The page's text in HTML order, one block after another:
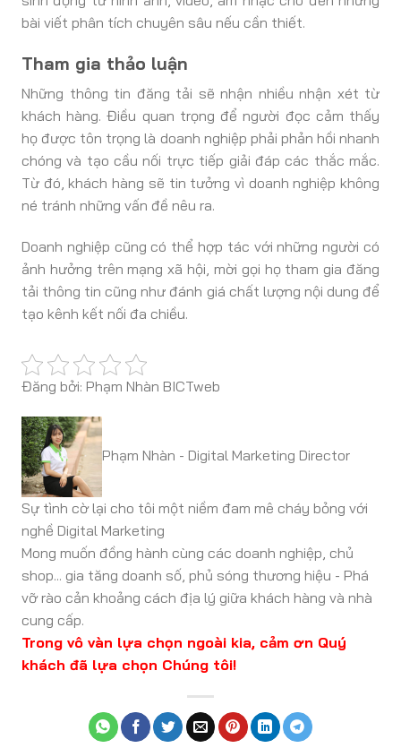
bài viết phân tích chuyên sâu nếu cần thiết.
Tham gia thảo luận
Những thông tin đăng tải sẽ nhận nhiều nhận xét từ
khách hàng. Điều quan trọng để người đọc cảm thấy
họ được tôn trọng là doanh nghiệp phải phản hồi nhanh
chóng và tạo cầu nối trực tiếp giải đáp các thắc mắc.
Từ đó, khách hàng sẽ tin tưởng vì doanh nghiệp không
né tránh những vấn đề nêu ra.
Doanh nghiệp cũng có thể hợp tác với những người có
ảnh hưởng trên mạng xã hội, mời gọi họ tham gia đăng
tải thông tin cũng như đánh giá chất lượng nội dung để
tạo kênh kết nối đa chiều.
Đăng bởi: Phạm Nhàn BICTweb
Phạm Nhàn - Digital Marketing Director
Sự tình cờ lại cho tôi một niềm đam mê cháy bỏng với
nghề Digital Marketing
Mong muốn đồng hành cùng các doanh nghiệp, chủ
shop... gia tăng doanh số, phủ sóng thương hiệu - Phá
vỡ rào cản khoảng cách địa lý giữa khách hàng và nhà
cung cấp.
Trong vô vàn lựa chọn ngoài kia, cảm ơn Quý
khách đã lựa chọn Chúng tôi!